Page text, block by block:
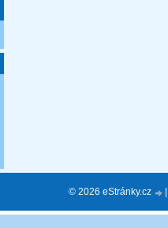
© 2026 eStránky.cz